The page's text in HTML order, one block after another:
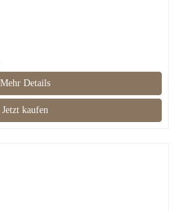
Mehr Details
Jetzt kaufen